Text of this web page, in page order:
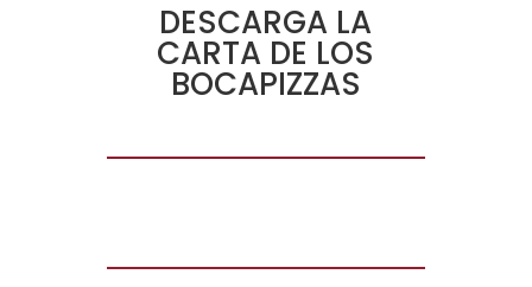
DESCARGA LA
CARTA DE LOS
BOCAPIZZAS